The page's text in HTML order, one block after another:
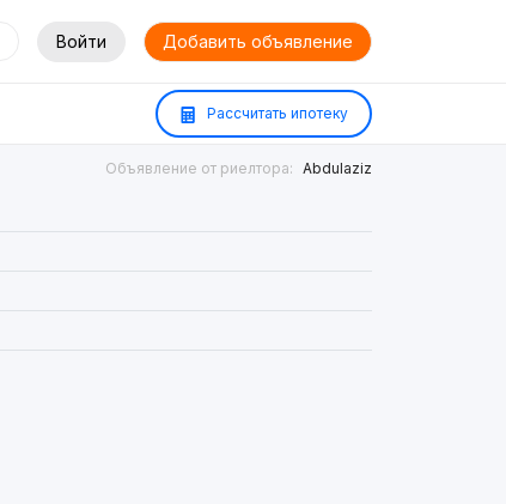
Войти Добавить объявление
Рассчитать ипотеку
Объявление от риелтора: Abdulaziz